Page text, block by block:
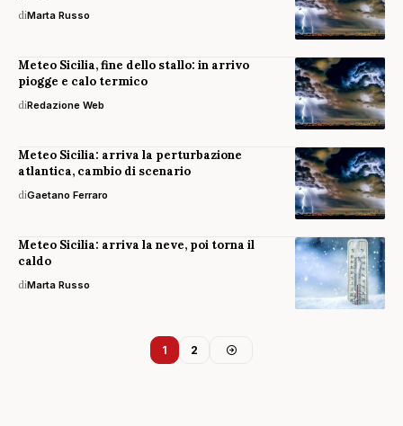
diMarta Russo
Meteo Sicilia, fine dello stallo: in arrivo
piogge e calo termico
diRedazione Web
Meteo Sicilia: arriva la perturbazione
atlantica, cambio di scenario
diGaetano Ferraro
Meteo Sicilia: arriva la neve, poi torna il
caldo
diMarta Russo
1 2